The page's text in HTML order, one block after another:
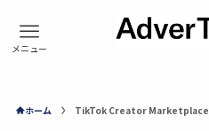
ホーム TikTok Creator Marketplace